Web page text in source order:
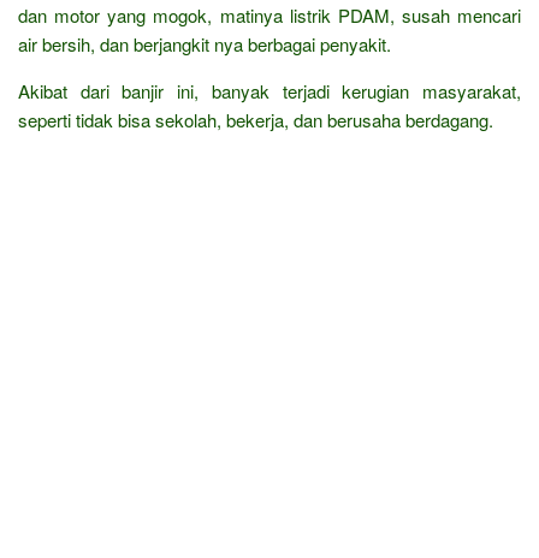
dan motor yang mogok, matinya listrik PDAM, susah mencari
air bersih, dan berjangkit nya berbagai penyakit.
Akibat dari banjir ini, banyak terjadi kerugian masyarakat,
seperti tidak bisa sekolah, bekerja, dan berusaha berdagang.